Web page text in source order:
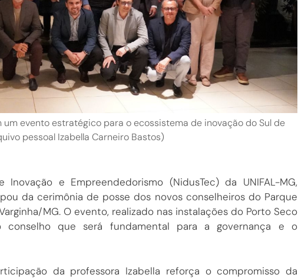
um evento estratégico para o ecossistema de inovação do Sul de
pessoal Izabella Carneiro Bastos)
e Empreendedorismo (NidusTec) da UNIFAL-MG,
da cerimônia de posse dos novos conselheiros do Parque
MG. O evento, realizado nas instalações do Porto Seco
que será fundamental para a governança e o
da professora Izabella reforça o compromisso da